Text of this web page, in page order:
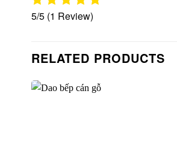
5/5 (1 Review)
RELATED PRODUCTS